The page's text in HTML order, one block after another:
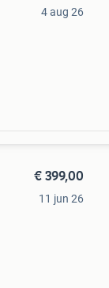
4 aug 26
€ 399,00
11 jun 26